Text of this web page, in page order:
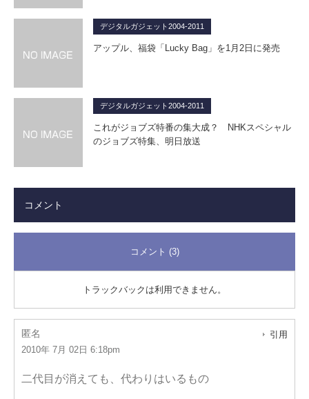
デジタルガジェット2004-2011
アップル、福袋「Lucky Bag」を1月2日に発売
デジタルガジェット2004-2011
これがジョブズ特番の集大成？ NHKスペシャル
のジョブズ特集、明日放送
コメント
コメント (3)
トラックバックは利用できません。
匿名
2010年 7月 02日 6:18pm
引用
二代目が消えても、代わりはいるもの